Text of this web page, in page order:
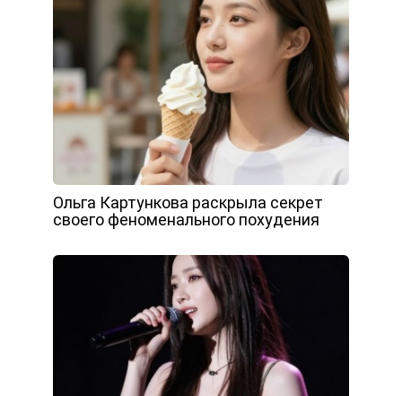
Ольга Картункова раскрыла секрет
своего феноменального похудения